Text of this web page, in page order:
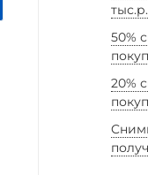
тыс.р.
50%
20%